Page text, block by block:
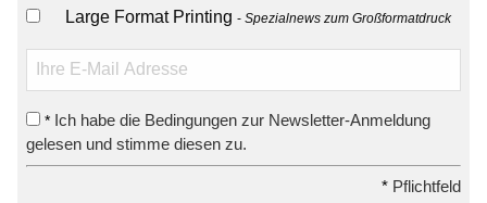
Large Format Printing Spezialnews zum Großformatdruck
* Ich habe die Bedingungen zur Newsletter-Anmeldung
gelesen und stimme diesen zu.
* Pflichtfeld